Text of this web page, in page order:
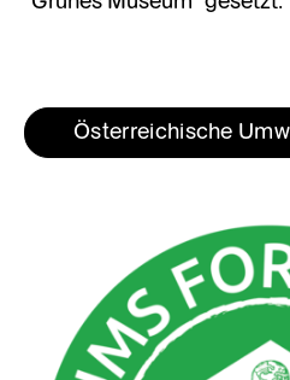
Österreichische